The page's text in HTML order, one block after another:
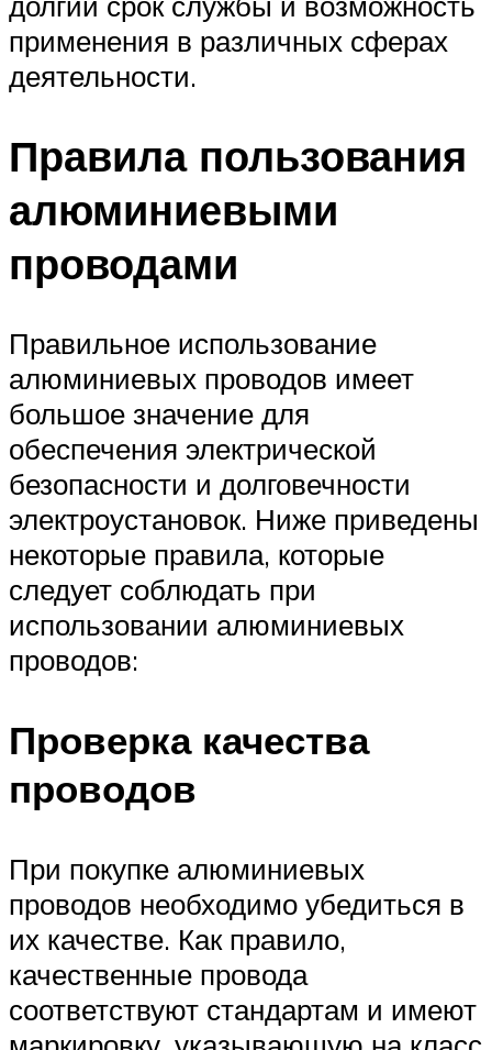
применения в различных сферах
деятельности.
Правила пользования
алюминиевыми
проводами
Правильное использование
алюминиевых проводов имеет
большое значение для
обеспечения электрической
безопасности и долговечности
электроустановок. Ниже приведены
некоторые правила, которые
следует соблюдать при
использовании алюминиевых
проводов:
Проверка качества
проводов
При покупке алюминиевых
проводов необходимо убедиться в
их качестве. Как правило,
качественные провода
соответствуют стандартам и имеют